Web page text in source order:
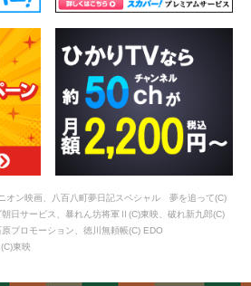
オン映画、八百八町夢日記スペシャル 夢を追って(C)
日サービス、暴れん坊将軍Ⅱ(C)東映、破れ新九郎(C)
プロモーション、徳川無頼帳(C) EDO
東映